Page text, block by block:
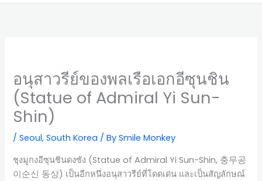
อนุสาวรีย์ของพลเรือเอกอีซุนชิน
(Statue of Admiral Yi Sun-
Shin)
/Seoul,South Korea / BySmile Monkey
ชุงมูกงอีซุนชินดงซัง (Statue of Admiral Yi Sun-Shin, 충무공
이순신 동상) เป็นอีกหนึ่งอนุสาวรีย์ที่โดดเด่น และเป็นสัญลักษณ์